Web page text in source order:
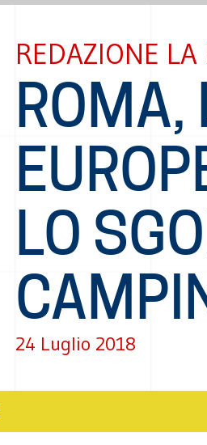
REDAZIONE
ROMA,
LO
24 Luglio 2018